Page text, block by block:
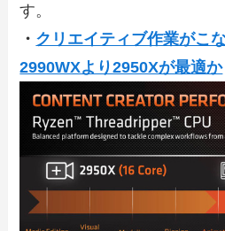
す。
・ クリエイティブ作業がこ
2990WXより2950Xが最適か